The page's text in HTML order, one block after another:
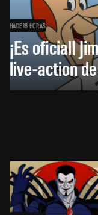
HACE 18 HORAS
¡Es oficial!
live-action